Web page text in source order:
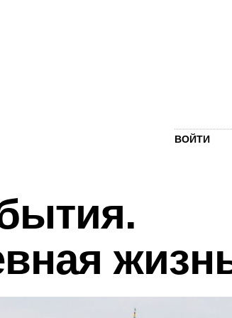
ВОЙТИ